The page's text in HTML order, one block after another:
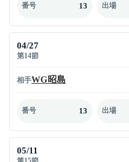
番号 13 出場
04/27
第14節
相手WG昭島
番号 13 出場
05/11